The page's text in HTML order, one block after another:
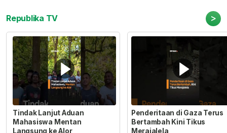
Republika TV >
Tindak Lanjut Aduan
Mahasiswa Mentan
Langsung ke Alor
Penderitaan di Gaza Terus
Bertambah Kini Tikus
Merajalela